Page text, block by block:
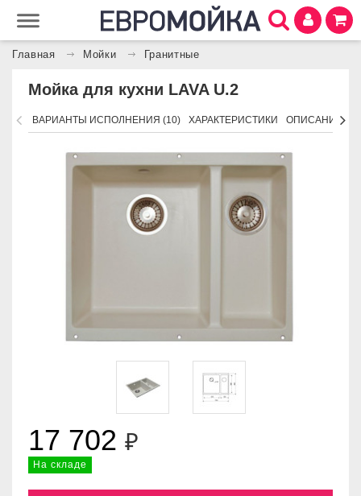
Главная Мойки Гранитные
Мойка для кухни LAVA U.2
ВАРИАНТЫ ИСПОЛНЕНИЯ (10) ХАРАКТЕРИСТИКИ ОПИСАНИЕ
17 702 ₽
На складе